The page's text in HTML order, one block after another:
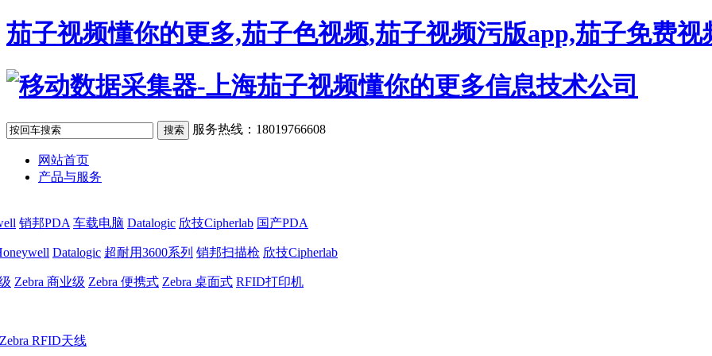
茄子视频懂你的更多,茄子色视频,茄子视频污版app,茄子免费视
服务热线：18019766608
网站首页
产品与服务
销邦PDA 车载电脑 Datalogic 欣技Cipherlab 国产PDA
Datalogic 超耐用3600系列 销邦扫描枪 欣技Cipherlab
Zebra 商业级 Zebra 便携式 Zebra 桌面式 RFID打印机
Zebra RFID天线